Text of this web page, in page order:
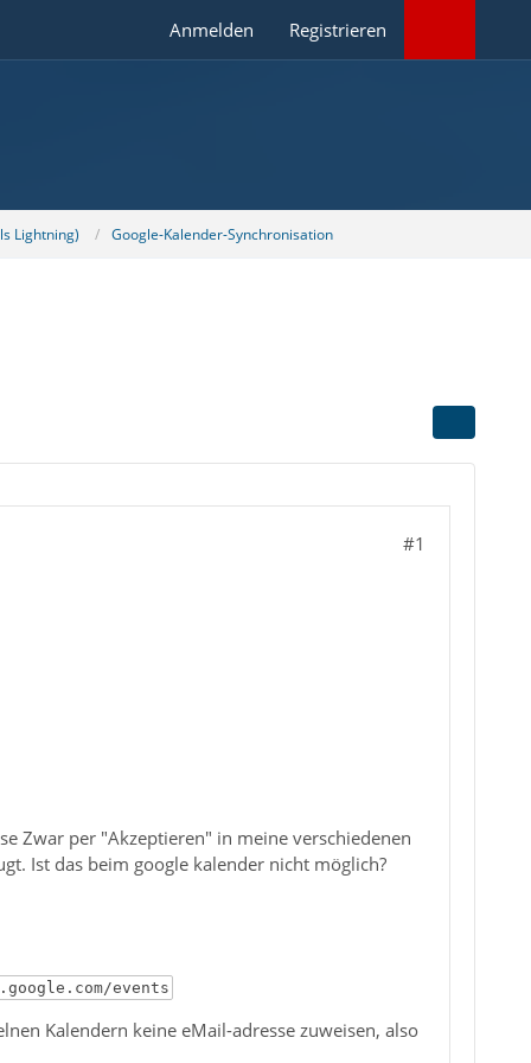
Anmelden Registrieren
Lightning) Google-Kalender-Synchronisation
#1
Zwar per "Akzeptieren" in meine verschiedenen
Ist das beim google kalender nicht möglich?
events
Kalendern keine eMail-adresse zuweisen, also